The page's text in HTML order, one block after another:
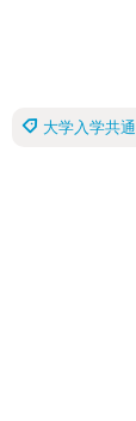
大学入学共